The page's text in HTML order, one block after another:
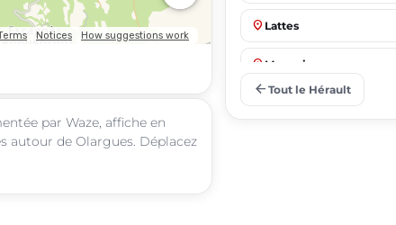
par Waze, affiche en
autour de Olargues. Déplacez
place Lattes
place Mauguio
arrow_back Tout le Hérault